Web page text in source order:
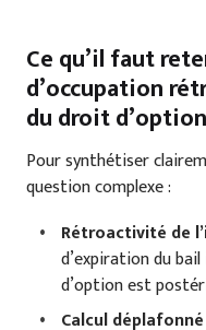
Ce qu’il faut
d’occupation
du droit d’option
Pour synthétiser
question complexe :
Rétroactivité de
d’expiration du
d’option est
Calcul déplafonné